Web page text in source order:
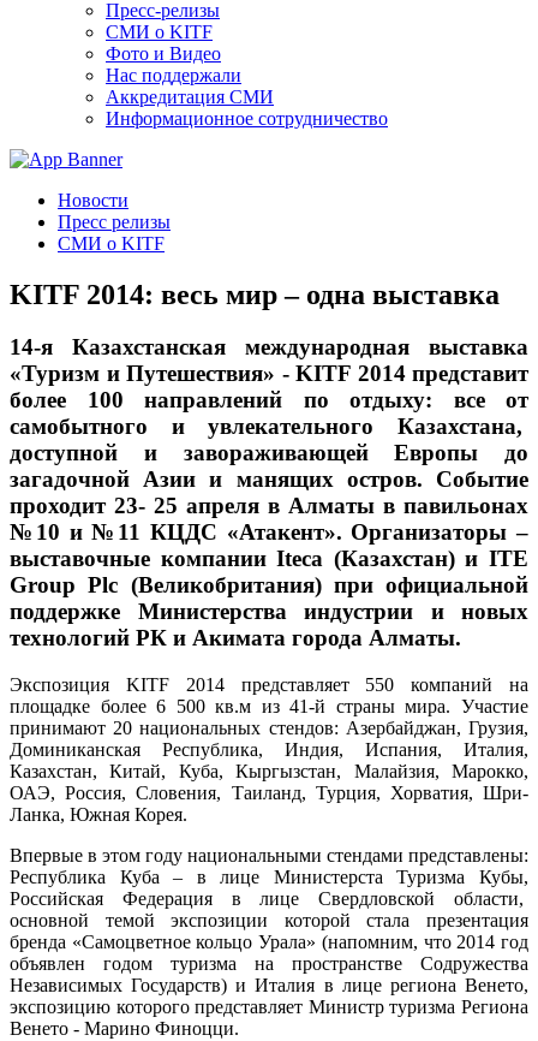
Пресс-релизы
СМИ о KITF
Фото и Видео
Нас поддержали
Аккредитация СМИ
Информационное сотрудничество
Новости
Пресс релизы
СМИ о KITF
KITF 2014: весь мир – одна выставка
14-я Казахстанская международная выставка
«Туризм и Путешествия» - KITF 2014 представит
более 100 направлений по отдыху: все от
самобытного и увлекательного Казахстана,
доступной и завораживающей Европы до
загадочной Азии и манящих остров. Событие
проходит 23- 25 апреля в Алматы в павильонах
№10 и №11 КЦДС «Атакент». Организаторы –
выставочные компании Iteca (Казахстан) и ITE
Group Plc (Великобритания) при официальной
поддержке Министерства индустрии и новых
технологий РК и Акимата города Алматы.
Экспозиция KITF 2014 представляет 550 компаний на
площадке более 6 500 кв.м из 41-й страны мира. Участие
принимают 20 национальных стендов: Азербайджан, Грузия,
Доминиканская Республика, Индия, Испания, Италия,
Казахстан, Китай, Куба, Кыргызстан, Малайзия, Марокко,
ОАЭ, Россия, Словения, Таиланд, Турция, Хорватия, Шри-
Ланка, Южная Корея.
Впервые в этом году национальными стендами представлены:
Республика Куба – в лице Министерста Туризма Кубы,
Российская Федерация в лице Свердловской области,
основной темой экспозиции которой стала презентация
бренда «Самоцветное кольцо Урала» (напомним, что 2014 год
объявлен годом туризма на пространстве Содружества
Независимых Государств) и Италия в лице региона Венето,
экспозицию которого представляет Министр туризма Региона
Венето - Марино Финоцци.